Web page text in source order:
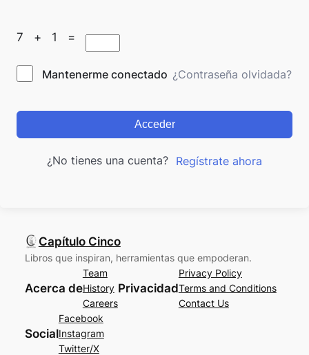
7 + 1 =
Mantenerme conectado ¿Contraseña olvidada?
Acceder
¿No tienes una cuenta? Regístrate ahora
Capítulo Cinco
Libros que inspiran, herramientas que empoderan.
Acerca de
Team
History
Careers
Privacidad
Privacy Policy
Terms and Conditions
Contact Us
Social
Facebook
Instagram
Twitter/X